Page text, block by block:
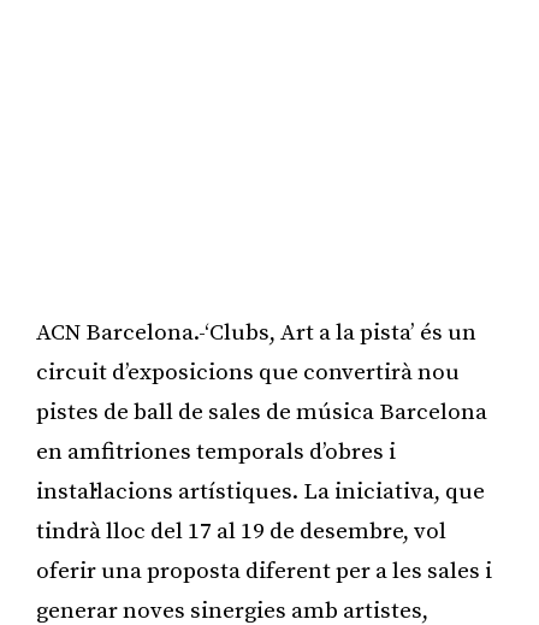
ACN Barcelona.-‘Clubs, Art a la pista’ és un
circuit d’exposicions que convertirà nou
pistes de ball de sales de música Barcelona
en amfitriones temporals d’obres i
instal·lacions artístiques. La iniciativa, que
tindrà lloc del 17 al 19 de desembre, vol
oferir una proposta diferent per a les sales i
generar noves sinergies amb artistes,